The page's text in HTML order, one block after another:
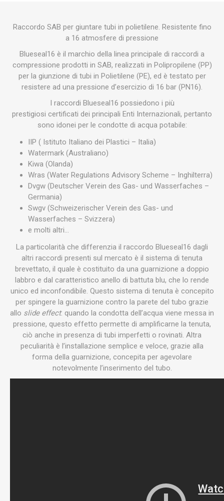
Raccordo SAB per giuntare tubi in polietilene. Resistente fino
a 16 atmosfere di pressione
Blueseal16 è il marchio della linea principale di raccordi a
compressione prodotti in SAB, realizzati in Polipropilene (PP)
per la giunzione di tubi in Polietilene (PE), ed è testato per
resistere ad una pressione d’esercizio di 16 bar (PN16).
I raccordi Blueseal16 possiedono i più
prestigiosi certificati dei principali Enti Internazionali, pertanto
sono idonei per le condotte di acqua potabile:
IIP ( Istituto Italiano dei Plastici – Italia)
Watermark (Australiano)
Kiwa (Olanda)
Wras (Water Regulations Advisory Scheme – Inghilterra)
Dvgw (Deutscher Verein des Gas- und Wasserfaches –
Germania)
Swgv (Schweizerischer Verein des Gas- und
Wasserfaches – Svizzera)
e molti altri…
La particolarità che differenzia il raccordo Blueseal16 dagli
altri raccordi presenti sul mercato è il sistema di tenuta
brevettato, il quale è costituito da una guarnizione a doppio
labbro e dal caratteristico anello di battuta blu, che lo rende
unico ed inconfondibile. Questo sistema di tenuta è concepito
per spingere la guarnizione contro la parete del tubo grazie
allo slide effect: quando la condotta dell’acqua viene messa in
pressione, questo effetto permette di amplificarne la tenuta,
ciò anche in presenza di tubi imperfetti o rovinati. Altra
peculiarità è l’installazione semplice e veloce, grazie alla
forma della guarnizione, concepita per agevolare
notevolmente l’inserimento del tubo.